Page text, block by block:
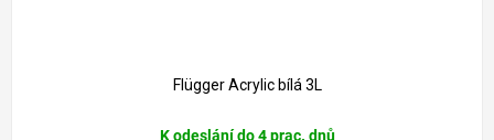
Flügger Acrylic bílá 3L
K odeslání do 4 prac. dnů